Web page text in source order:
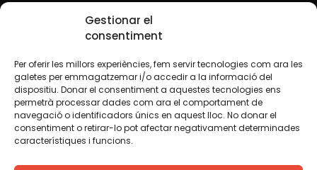
Gestionar el
consentiment
Per oferir les millors experiències, fem servir tecnologies com ara les
galetes per emmagatzemar i/o accedir a la informació del
dispositiu. Donar el consentiment a aquestes tecnologies ens
permetrà processar dades com ara el comportament de
navegació o identificadors únics en aquest lloc. No donar el
consentiment o retirar-lo pot afectar negativament determinades
característiques i funcions.
Social Media
TW YTB IG FB IN
Legal NoticeCookie Policy